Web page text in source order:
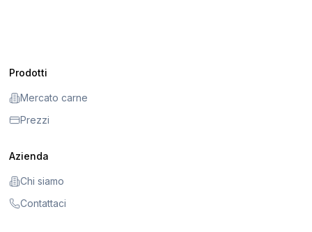
Prodotti
Mercato carne
Prezzi
Azienda
Chi siamo
Contattaci